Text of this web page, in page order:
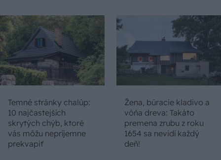
Temné stránky chalúp:
10 najčastejších
skrytých chýb, ktoré
vás môžu nepríjemne
prekvapiť
Žena, búracie kladivo a
vôňa dreva: Takáto
premena zrubu z roku
1654 sa nevidí každý
deň!